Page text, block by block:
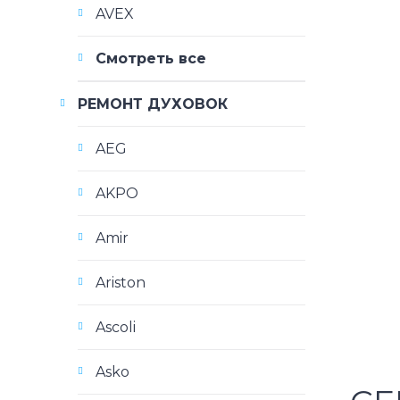
AVEX
Смотреть все
РЕМОНТ ДУХОВОК
AEG
AKPO
Amir
Ariston
Ascoli
Asko